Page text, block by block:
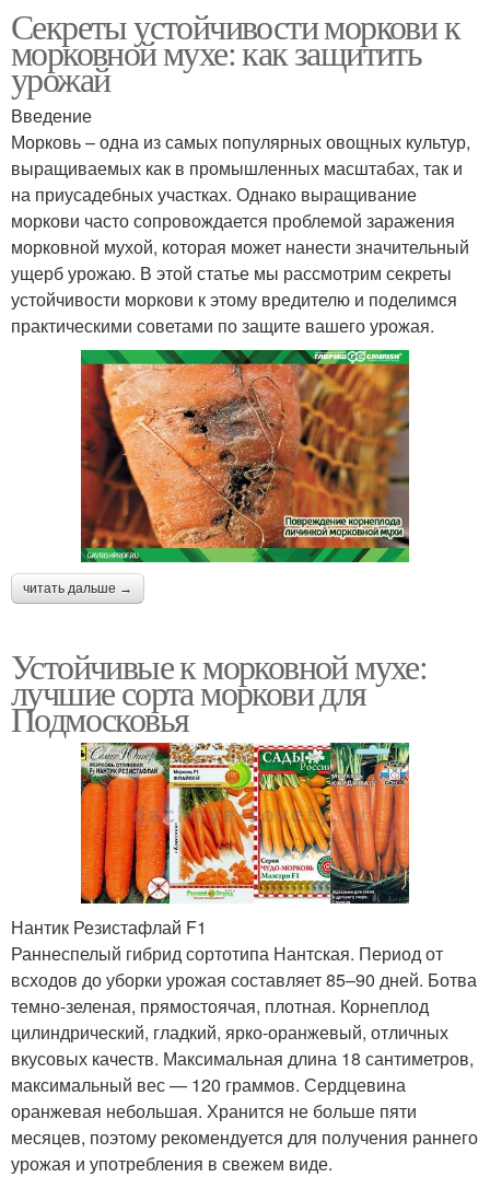
Секреты устойчивости моркови к
морковной мухе: как защитить
урожай
Введение
Морковь – одна из самых популярных овощных культур,
выращиваемых как в промышленных масштабах, так и
на приусадебных участках. Однако выращивание
моркови часто сопровождается проблемой заражения
морковной мухой, которая может нанести значительный
ущерб урожаю. В этой статье мы рассмотрим секреты
устойчивости моркови к этому вредителю и поделимся
практическими советами по защите вашего урожая.
читать дальше →
Устойчивые к морковной мухе:
лучшие сорта моркови для
Подмосковья
Нантик Резистафлай F1
Раннеспелый гибрид сортотипа Нантская. Период от
всходов до уборки урожая составляет 85–90 дней. Ботва
темно-зеленая, прямостоячая, плотная. Корнеплод
цилиндрический, гладкий, ярко-оранжевый, отличных
вкусовых качеств. Максимальная длина 18 сантиметров,
максимальный вес — 120 граммов. Сердцевина
оранжевая небольшая. Хранится не больше пяти
месяцев, поэтому рекомендуется для получения раннего
урожая и употребления в свежем виде.